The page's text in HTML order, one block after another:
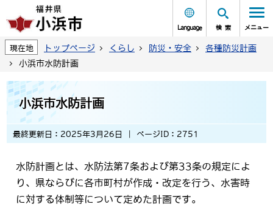
Language 検索 メニュー
現在地 トップページ くらし 防災・安全
各種防災計画
小浜市水防計画
小浜市水防計画
最終更新日：2025年3月26日 ページID：2751
水防計画とは、水防法第7条および第33条の規定によ
り、県ならびに各市町村が作成・改定を行う、水害時
に対する体制等について定めた計画です。